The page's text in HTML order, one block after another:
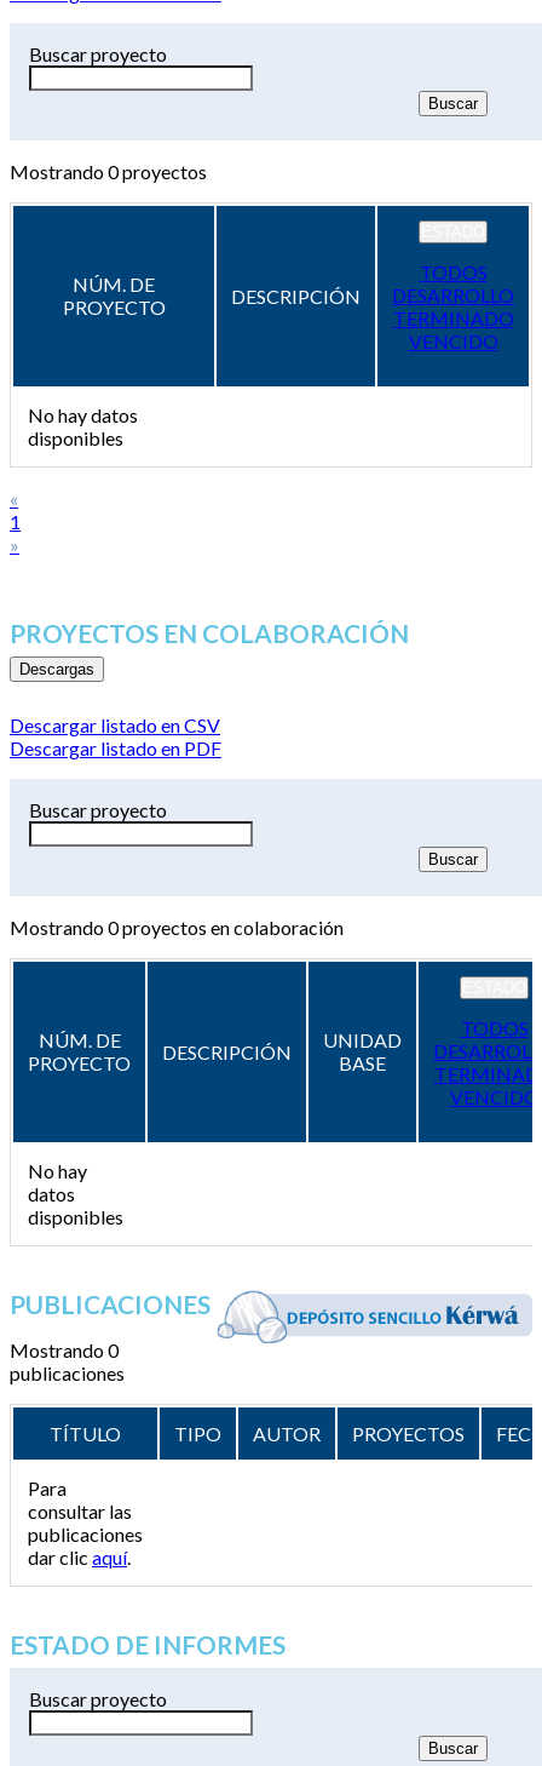
Buscar proyecto
Mostrando0proyectos
NÚM. DE
PROYECTO
DESCRIPCIÓN
TODOS
DESARROLLO
TERMINADO
VENCIDO
No hay datos
disponibles
«
1
»
PROYECTOS EN COLABORACIÓN
Descargas
Descargar listado en CSV
Descargar listado en PDF
Buscar proyecto
Mostrando0proyectos en colaboración
NÚM. DE
PROYECTO
DESCRIPCIÓN
UNIDAD
BASE
TODOS
VENCIDO
No hay
datos
disponibles
PUBLICACIONES
Mostrando 0
publicaciones
TÍTULO TIPO AUTOR PROYECTOS
Para
consultar las
publicaciones
dar clic aquí.
ESTADO DE INFORMES
Buscar proyecto